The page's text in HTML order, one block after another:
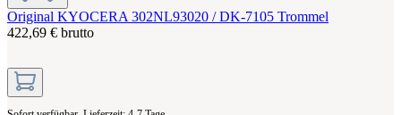
Original KYOCERA 302NL93020 / DK-7105 Trommel
422,69 € brutto